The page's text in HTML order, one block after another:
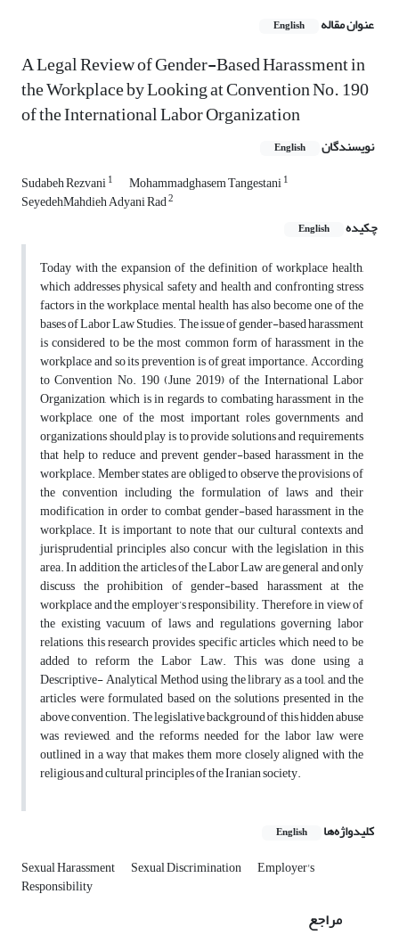
عنوان مقاله English
A Legal Review of Gender-Based Harassment in
the Workplace by Looking at Convention No. 190
of the International Labor Organization
نویسندگان English
Sudabeh Rezvani1 Mohammadghasem Tangestani1
SeyedehMahdieh Adyani Rad2
چکیده English
Today with the expansion of the definition of workplace health,
which addresses physical safety and health and confronting stress
factors in the workplace, mental health has also become one of the
bases of Labor Law Studies. The issue of gender-based harassment
is considered to be the most common form of harassment in the
workplace and so its prevention is of great importance. According
to Convention No. 190 (June 2019) of the International Labor
Organization, which is in regards to combating harassment in the
workplace, one of the most important roles governments and
organizations should play is to provide solutions and requirements
that help to reduce and prevent gender-based harassment in the
workplace. Member states are obliged to observe the provisions of
the convention including the formulation of laws and their
modification in order to combat gender-based harassment in the
workplace. It is important to note that our cultural contexts and
jurisprudential principles also concur with the legislation in this
area. In addition, the articles of the Labor Law are general and only
discuss the prohibition of gender-based harassment at the
workplace and the employer’s responsibility. Therefore, in view of
the existing vacuum of laws and regulations governing labor
relations, this research provides specific articles which need to be
added to reform the Labor Law. This was done using a
Descriptive- Analytical Method using the library as a tool, and the
articles were formulated based on the solutions presented in the
above convention. The legislative background of this hidden abuse
was reviewed, and the reforms needed for the labor law were
outlined in a way that makes them more closely aligned with the
religious and cultural principles of the Iranian society.
کلیدواژه‌ها English
Sexual Harassment Sexual Discrimination Employer's
Responsibility
مراجع